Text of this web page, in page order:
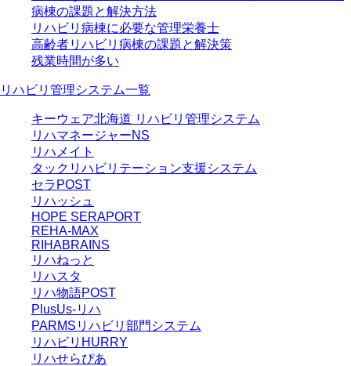
病棟の課題と解決方法
リハビリ病棟に必要な管理栄養士
高齢者リハビリ病棟の課題と解決策
残業時間が多い
リハビリ管理システム一覧
キーウェア北海道 リハビリ管理システム
リハマネージャーNS
リハメイト
タックリハビリテーション支援システム
セラPOST
リハッシュ
HOPE SERAPORT
REHA-MAX
RIHABRAINS
リハねっと
リハスタ
リハ物語POST
PlusUs-リハ
PARMSリハビリ部門システム
リハビリHURRY
リハせらぴあ